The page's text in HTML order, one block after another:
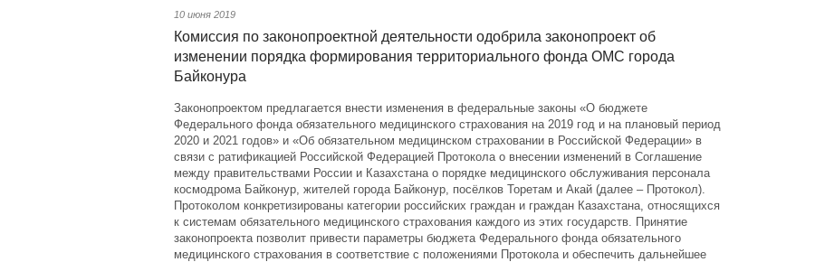
10 июня 2019
Комиссия по законопроектной деятельности одобрила законопроект об
изменении порядка формирования территориального фонда ОМС города
Байконура
Законопроектом предлагается внести изменения в федеральные законы «О бюджете
Федерального фонда обязательного медицинского страхования на 2019 год и на плановый период
2020 и 2021 годов» и «Об обязательном медицинском страховании в Российской Федерации» в
связи с ратификацией Российской Федерацией Протокола о внесении изменений в Соглашение
между правительствами России и Казахстана о порядке медицинского обслуживания персонала
космодрома Байконур, жителей города Байконур, посёлков Торетам и Акай (далее – Протокол).
Протоколом конкретизированы категории российских граждан и граждан Казахстана, относящихся
к системам обязательного медицинского страхования каждого из этих государств. Принятие
законопроекта позволит привести параметры бюджета Федерального фонда обязательного
медицинского страхования в соответствие с положениями Протокола и обеспечить дальнейшее